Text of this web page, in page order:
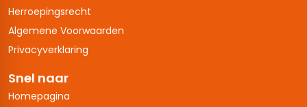
Herroepingsrecht
Algemene Voorwaarden
Privacyverklaring
Snel naar
Homepagina